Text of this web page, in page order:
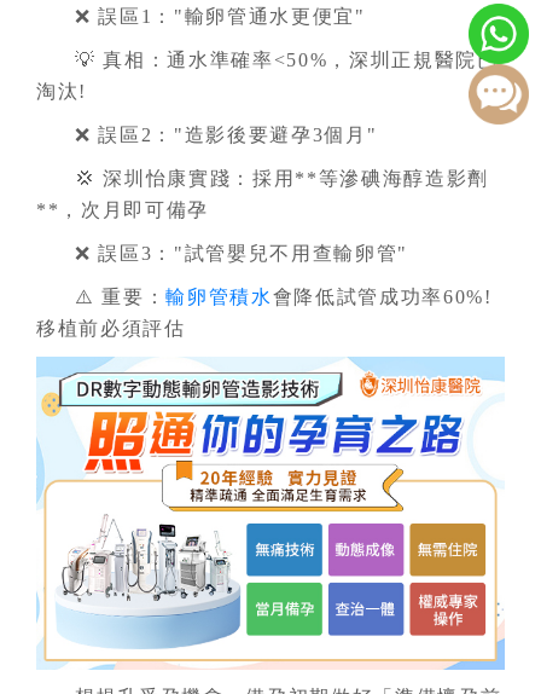
❌ 誤區1："輸卵管通水更便宜"
💡 真相：通水準確率<50%，深圳正規醫院已
淘汰!
❌ 誤區2："造影後要避孕3個月"
💢 深圳怡康實踐：採用**等滲碘海醇造影劑
**，次月即可備孕
❌ 誤區3："試管嬰兒不用查輸卵管"
⚠️ 重要：輸卵管積水會降低試管成功率60%!
移植前必須評估